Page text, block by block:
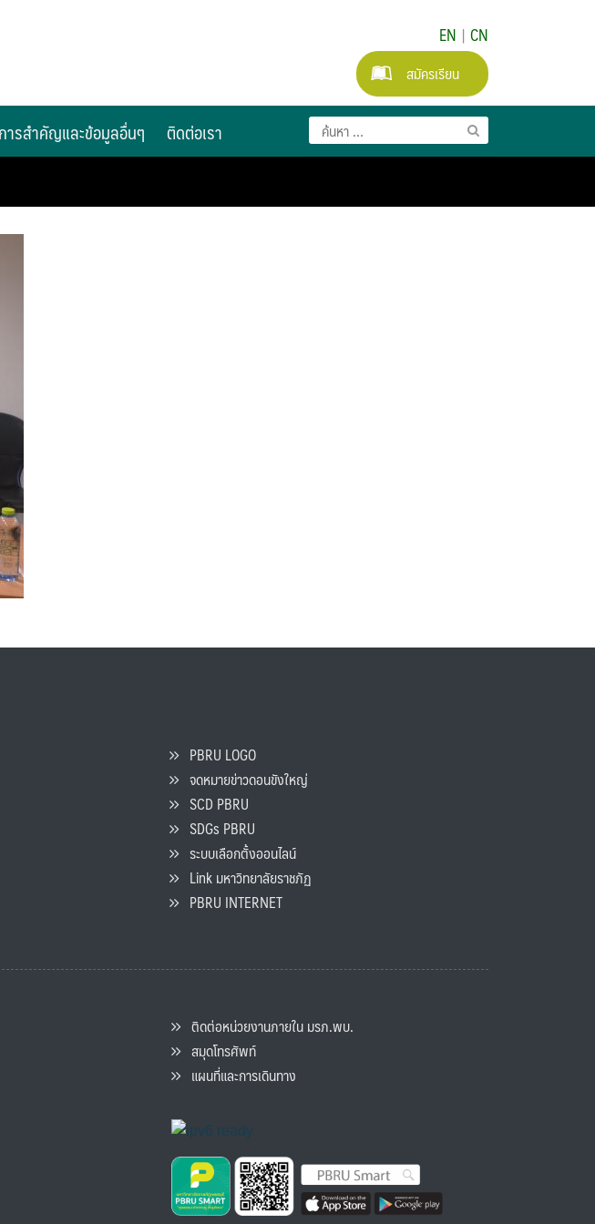
EN | CN
สมัครเรียน
ารสำคัญและข้อมูลอื่นๆ ติดต่อเรา
PBRU LOGO
จดหมายข่าวดอนขังใหญ่
SCD PBRU
SDGs PBRU
ระบบเลือกตั้งออนไลน์
Link มหาวิทยาลัยราชภัฏ
PBRU INTERNET
ติดต่อหน่วยงานภายใน มรภ.พบ.
สมุดโทรศัพท์
แผนที่และการเดินทาง